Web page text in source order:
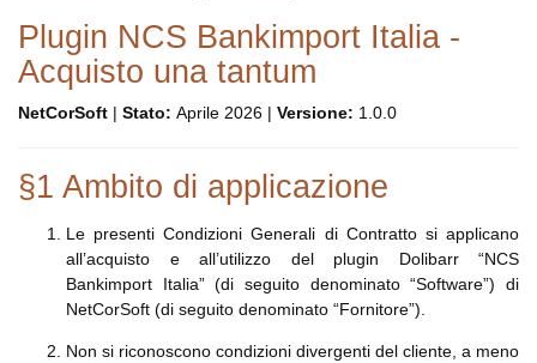
Plugin NCS Bankimport Italia -
Acquisto una tantum
NetCorSoft | Stato: Aprile 2026 | Versione: 1.0.0
§1 Ambito di applicazione
Le presenti Condizioni Generali di Contratto si applicano
all’acquisto e all’utilizzo del plugin Dolibarr “NCS
Bankimport Italia” (di seguito denominato “Software”) di
NetCorSoft (di seguito denominato “Fornitore”).
Non si riconoscono condizioni divergenti del cliente, a meno